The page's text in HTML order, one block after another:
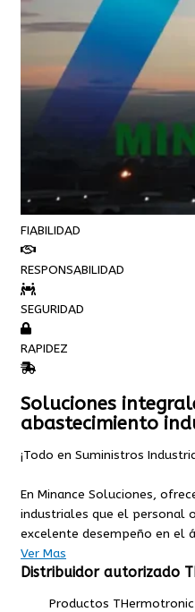
FIABILIDAD
RESPONSABILIDAD
SEGURIDAD
RAPIDEZ
Soluciones
abastecimiento
¡Todo en Suministros
En Minance Soluciones,
industriales que el personal
excelente desempeño en el
Ver Mas
Distribuidor autorizado
Productos